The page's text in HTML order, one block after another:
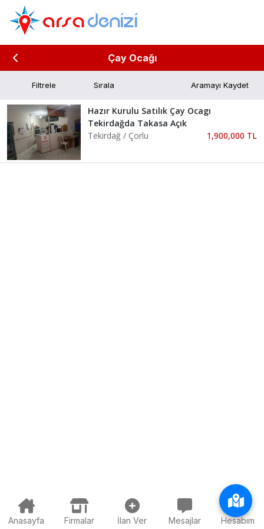
Çay Ocağı
Filtrele Aramayı Kaydet
Hazır Kurulu Satılık Çay Ocagı
Tekirdağda Takasa Açık
Tekirdağ / Çorlu
1,900,000 TL
Anasayfa Firmalar İlan Ver Mesajlar Hesabım